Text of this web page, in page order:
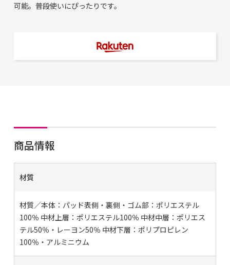
可能。普段使いにぴったりです。
商品情報
材質
材質／本体：パッド表側・裏側・ゴム部：ポリエステル
100％ 中材上層：ポリエステル100％ 中材中層：ポリエス
テル50％・レーヨン50％ 中材下層：ポリプロピレン
100％・アルミニウム